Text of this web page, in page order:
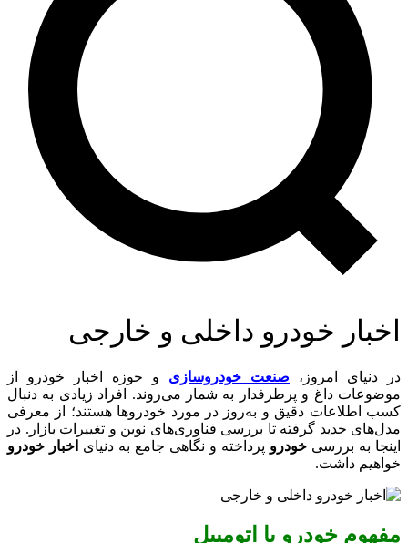
اخبار خودرو داخلی و خارجی
در دنیای امروز، صنعت خودروسازی و حوزه اخبار خودرو از
موضوعات داغ و پرطرفدار به شمار می‌روند. افراد زیادی به دنبال
کسب اطلاعات دقیق و به‌روز در مورد خودروها هستند؛ از معرفی
مدل‌های جدید گرفته تا بررسی فناوری‌های نوین و تغییرات بازار. در
اینجا به بررسی خودرو پرداخته و نگاهی جامع به دنیای اخبار خودرو
خواهیم داشت.
مفهوم خودرو یا اتومبیل